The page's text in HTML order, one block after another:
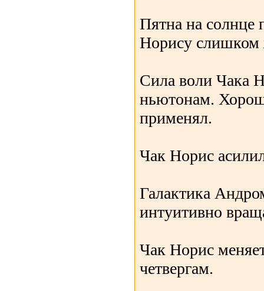
Пятна на солнце
Норису слишком
Сила воли Чака
ньютонам.
применял.
Чак Норис
Галактика
интуитивно
Чак Норис
четвергам.